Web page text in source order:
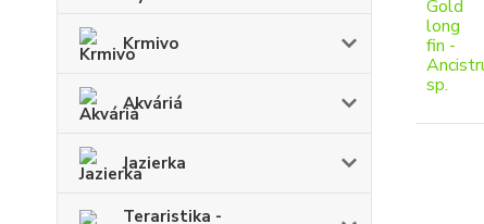
Krmivo
Akváriá
Jazierka
Teraristika -